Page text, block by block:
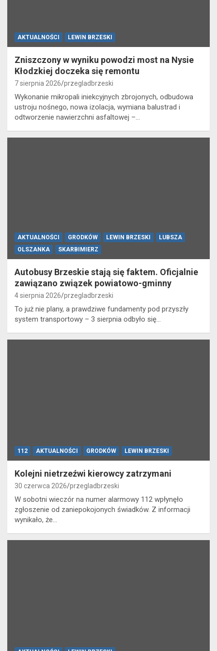
AKTUALNOŚCI LEWIN BRZESKI
Zniszczony w wyniku powodzi most na Nysie
Kłodzkiej doczeka się remontu
7 sierpnia 2026 przegladbrzeski
Wykonanie mikropali iniekcyjnych zbrojonych, odbudowa
ustroju nośnego, nowa izolacja, wymiana balustrad i
odtworzenie nawierzchni asfaltowej –…
AKTUALNOŚCI GRODKÓW LEWIN BRZESKI
LUBSZA
OLSZANKA
SKARBIMIERZ
Autobusy Brzeskie stają się faktem. Oficjalnie
zawiązano związek powiatowo-gminny
4 sierpnia 2026 przegladbrzeski
To już nie plany, a prawdziwe fundamenty pod przyszły
system transportowy – 3 sierpnia odbyło się…
112 AKTUALNOŚCI GRODKÓW LEWIN BRZESKI
Kolejni nietrzeźwi kierowcy zatrzymani
30 czerwca 2026 przegladbrzeski
W sobotni wieczór na numer alarmowy 112 wpłynęło
zgłoszenie od zaniepokojonych świadków. Z informacji
wynikało, że…